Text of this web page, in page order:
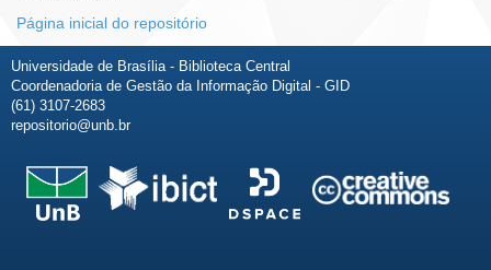
Página inicial do repositório
Universidade de Brasília - Biblioteca Central
Coordenadoria de Gestão da Informação Digital - GID
(61) 3107-2683
repositorio@unb.br